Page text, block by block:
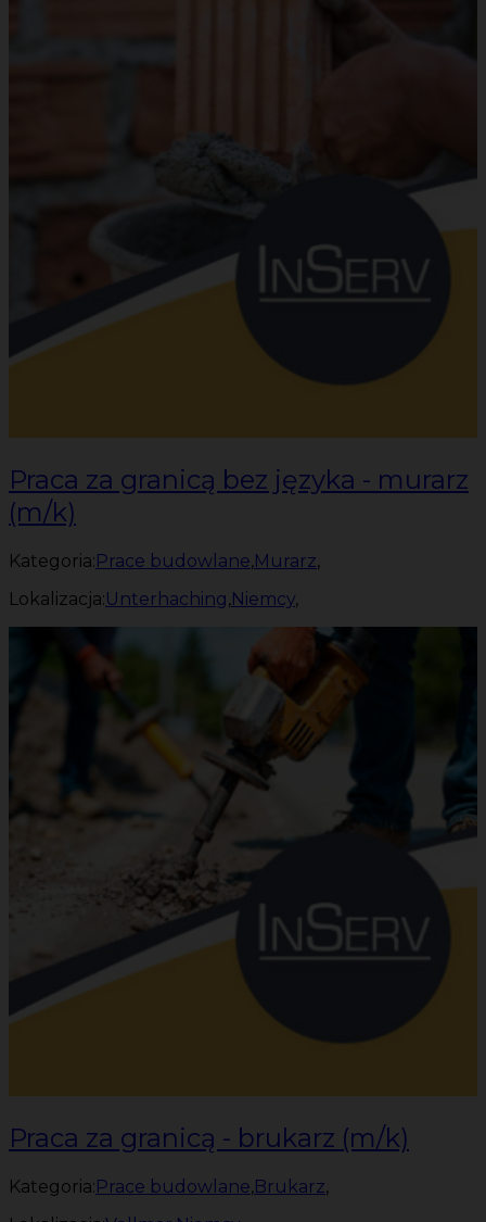
Praca za granicą bez języka - murarz
(m/k)
Kategoria:Prace budowlane,Murarz,
Lokalizacja:Unterhaching,Niemcy,
Praca za granicą - brukarz (m/k)
Kategoria:Prace budowlane,Brukarz,